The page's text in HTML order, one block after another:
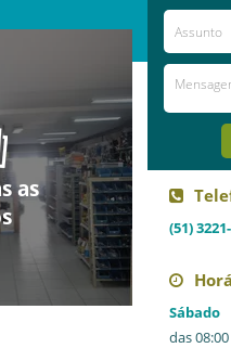
as
as
as
as
as
as
as
as
(51)
Sábado
das